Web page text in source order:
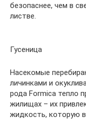
безопаснее, чем в
листве.
Гусеница
Насекомые
личинками и
рода Formica тепло
жилищах – их
жидкость, которую